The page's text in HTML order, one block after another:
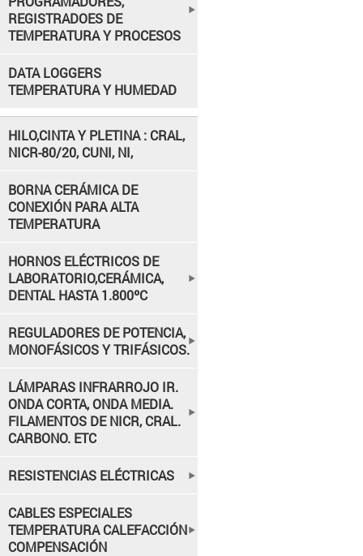
REGISTRADOES DE
TEMPERATURA Y PROCESOS
DATA LOGGERS
TEMPERATURA Y HUMEDAD
HILO,CINTA Y PLETINA : CRAL,
NICR-80/20, CUNI, NI,
BORNA CERÁMICA DE
CONEXIÓN PARA ALTA
TEMPERATURA
HORNOS ELÉCTRICOS DE
LABORATORIO,CERÁMICA,
DENTAL HASTA 1.800ºC
REGULADORES DE POTENCIA,
MONOFÁSICOS Y TRIFÁSICOS.
LÁMPARAS INFRARROJO IR.
ONDA CORTA, ONDA MEDIA.
FILAMENTOS DE NICR, CRAL.
CARBONO. ETC
RESISTENCIAS ELÉCTRICAS
CABLES ESPECIALES
TEMPERATURA CALEFACCIÓN
COMPENSACIÓN